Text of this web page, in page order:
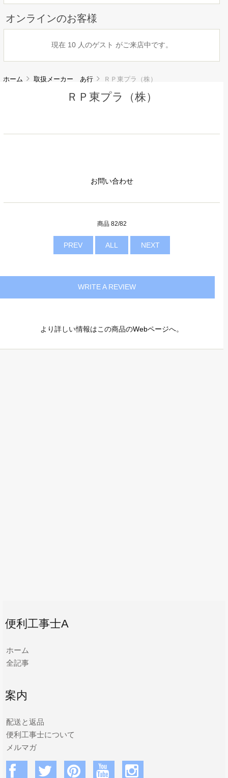
オンラインのお客様
現在 10 人のゲスト がご来店中です。
ホーム 取扱メーカー あ行 ＲＰ東プラ（株）
ＲＰ東プラ（株）
お問い合わせ
商品 82/82
PREV ALL NEXT
WRITE A REVIEW
より詳しい情報はこの商品のWebページへ。
便利工事士A
ホーム
全記事
案内
配送と返品
便利工事士について
メルマガ